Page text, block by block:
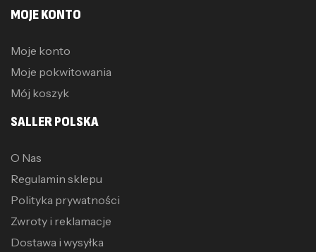
MOJE KONTO
Moje konto
Moje pokwitowania
Mój koszyk
SALLER POLSKA
O Nas
Regulamin sklepu
Polityka prywatności
Zwroty i reklamacje
Dostawa i wysyłka